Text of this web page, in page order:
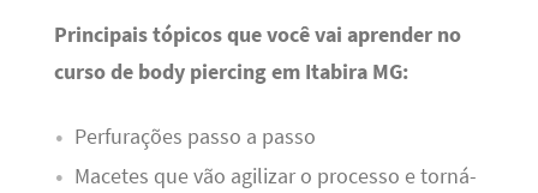
Principais tópicos que você vai aprender no
curso de body piercing em Itabira MG:
Perfurações passo a passo
Macetes que vão agilizar o processo e torná-